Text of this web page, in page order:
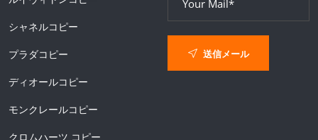
シャネルコピー
プラダコピー
ディオールコピー
モンクレールコピー
クロムハーツ コピー
送信メール